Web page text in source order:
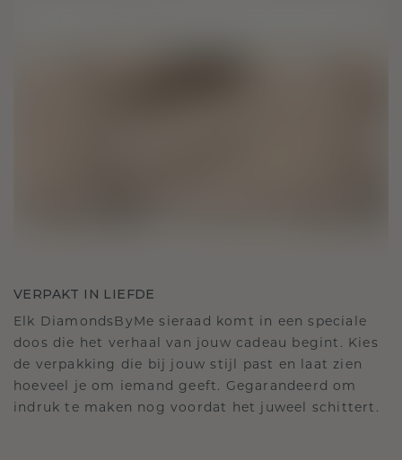
VERPAKT IN LIEFDE
Elk DiamondsByMe sieraad komt in een speciale
doos die het verhaal van jouw cadeau begint. Kies
de verpakking die bij jouw stijl past en laat zien
hoeveel je om iemand geeft. Gegarandeerd om
indruk te maken nog voordat het juweel schittert.